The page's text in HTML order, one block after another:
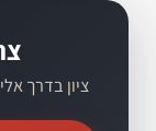
ציון בדרך